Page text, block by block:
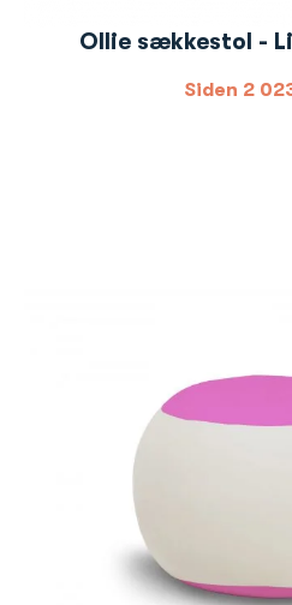
Ollie sækkestol -
Siden 2